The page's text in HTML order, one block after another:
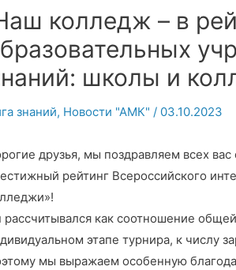
колледж – в
школы и
знаний, Новости "АМК" / 03.10.2023
друзья, мы поздравляем всех
рейтинг Всероссийского
рассчитывался как соотношение
этапе турнира, к числу
мы выражаем особенную